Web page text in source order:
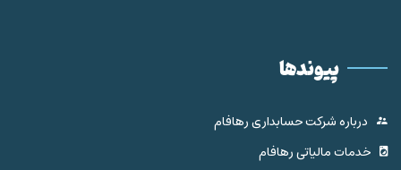
پیوندها
درباره شرکت حسابداری رهافام
خدمات مالیاتی رهافام